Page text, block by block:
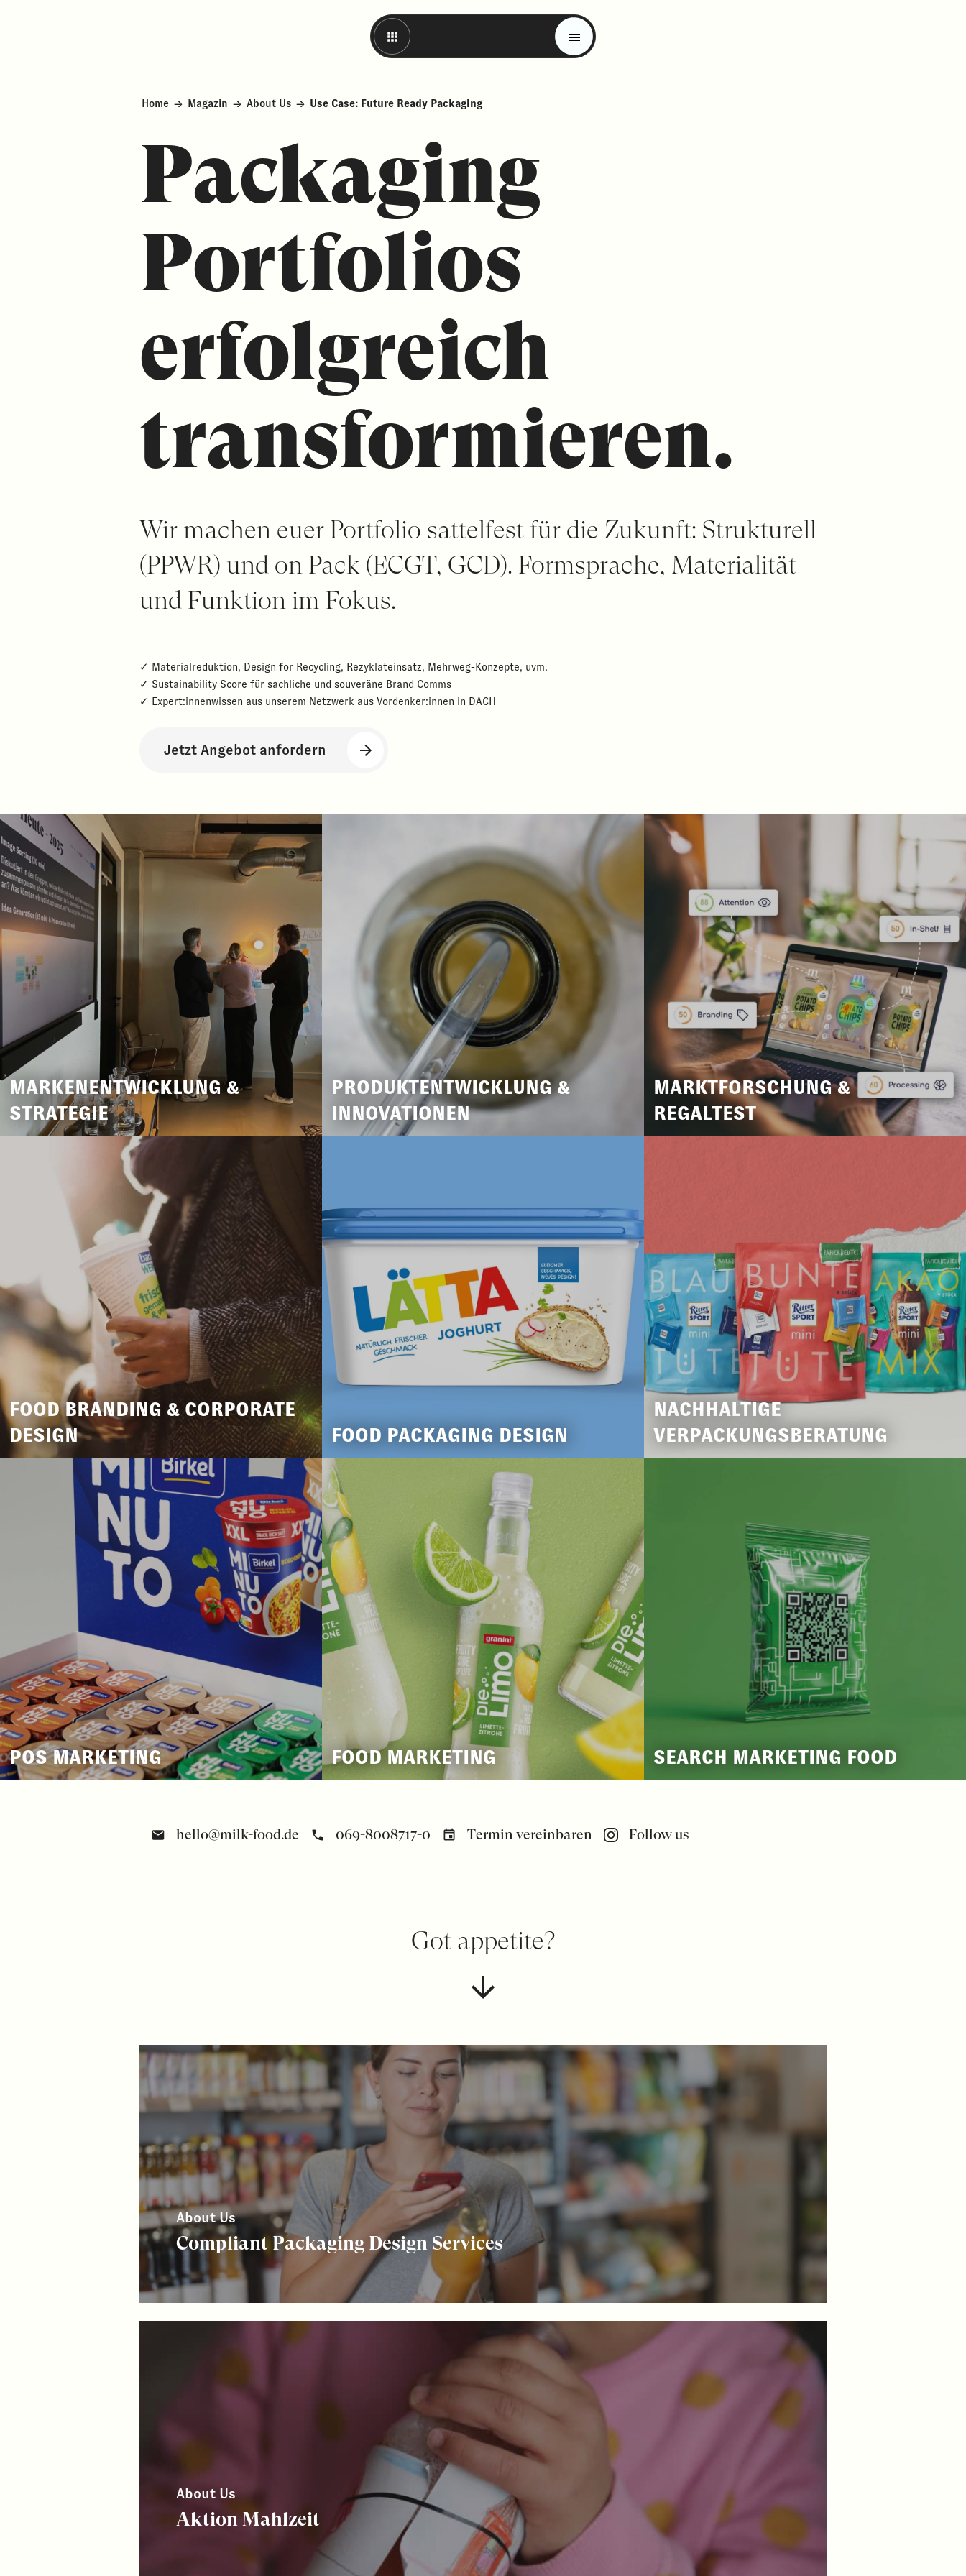
Trends
Materials
Home → Magazin → About Us → Use Case: Future Ready Packaging
Packaging
Portfolios
erfolgreich
transformieren.
Wir machen euer Portfolio sattelfest für die Zukunft: Strukturell
(PPWR) und on Pack (ECGT, GCD). Formsprache, Materialität
und Funktion im Fokus.
✓ Materialreduktion, Design for Recycling, Rezyklateinsatz, Mehrweg-Konzepte, uvm.
✓ Sustainability Score für sachliche und souveräne Brand Comms
✓ Expert:innenwissen aus unserem Netzwerk aus Vordenker:innen in DACH
Jetzt Angebot anfordern
MARKENENTWICKLUNG &
STRATEGIE
PRODUKTENTWICKLUNG &
INNOVATIONEN
MARKTFORSCHUNG &
REGALTEST
FOOD BRANDING & CORPORATE
DESIGN
FOOD PACKAGING DESIGN
NACHHALTIGE
VERPACKUNGSBERATUNG
POS MARKETING FOOD MARKETING SEARCH MARKETING FOOD
hello@milk-food.de 069-8008717-0 Termin vereinbaren Follow us
Got appetite?
About Us
Compliant Packaging Design Services
About Us
Aktion Mahlzeit